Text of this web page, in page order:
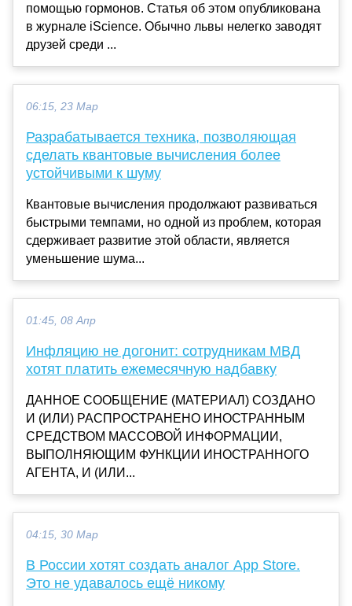
помощью гормонов. Статья об этом опубликована
в журнале iScience. Обычно львы нелегко заводят
друзей среди ...
06:15, 23 Мар
Разрабатывается техника, позволяющая
сделать квантовые вычисления более
устойчивыми к шуму
Квантовые вычисления продолжают развиваться
быстрыми темпами, но одной из проблем, которая
сдерживает развитие этой области, является
уменьшение шума...
01:45, 08 Апр
Инфляцию не догонит: сотрудникам МВД
хотят платить ежемесячную надбавку
ДАННОЕ СООБЩЕНИЕ (МАТЕРИАЛ) СОЗДАНО
И (ИЛИ) РАСПРОСТРАНЕНО ИНОСТРАННЫМ
СРЕДСТВОМ МАССОВОЙ ИНФОРМАЦИИ,
ВЫПОЛНЯЮЩИМ ФУНКЦИИ ИНОСТРАННОГО
АГЕНТА, И (ИЛИ...
04:15, 30 Мар
В России хотят создать аналог App Store.
Это не удавалось ещё никому